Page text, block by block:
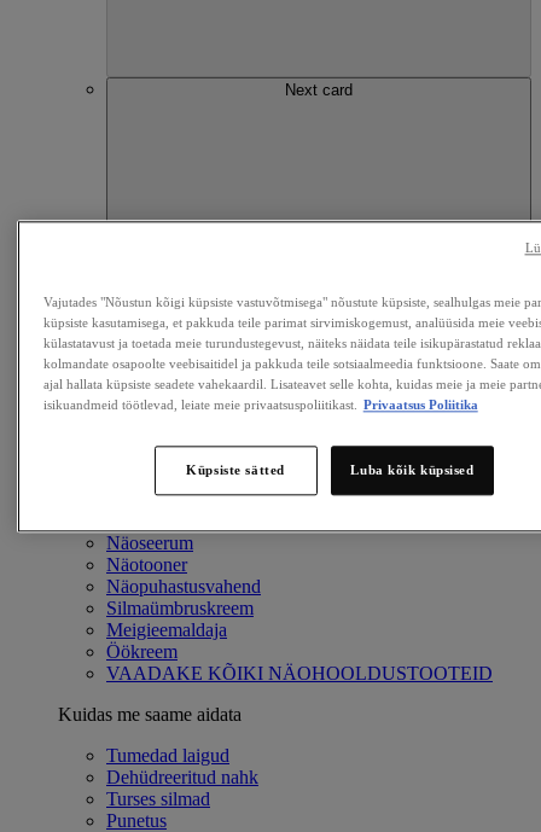
Next card
Nahahooldus
Nahahooldus
Otsin:
Näoniisutaja
Näoseerum
Näotooner
Näopuhastusvahend
Silmaümbruskreem
Meigieemaldaja
Öökreem
VAADAKE KÕIKI NÄOHOOLDUSTOOTEID
Kuidas me saame aidata
Tumedad laigud
Dehüdreeritud nahk
Turses silmad
Punetus
Vajutades "Nõustun kõigi küpsiste vastuvõtmisega" nõustute küpsiste, sealhulgas meie
küpsiste kasutamisega, et pakkuda teile parimat sirvimiskogemust, analüüsida meie
külastatavust ja toetada meie turundustegevust, näiteks näidata teile isikupärastatud
kolmandate osapoolte veebisaitidel ja pakkuda teile sotsiaalmeedia funktsioone. Saate
ajal hallata küpsiste seadete vahekaardil. Lisateavet selle kohta, kuidas meie ja meie
isikuandmeid töötlevad, leiate meie privaatsuspoliitikast. Privaatsus Poliitika
Küpsiste sätted Luba kõik küpsised